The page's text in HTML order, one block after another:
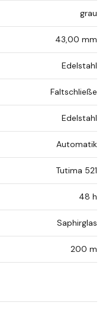
grau
43,00 mm
Edelstahl
Faltschließe
Edelstahl
Automatik
Tutima 521
48 h
Saphirglas
200 m